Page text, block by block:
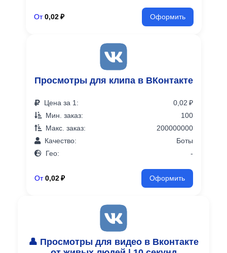
От 0,02 ₽ Оформить
Просмотры для клипа в ВКонтакте
Цена за 1:
0,02 ₽
Мин. заказ:
100
Макс. заказ:
200000000
Качество:
Боты
Гео:
-
От 0,02 ₽ Оформить
👤 Просмотры для видео в Вконтакте